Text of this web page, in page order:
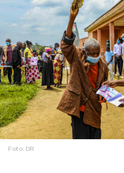
Foto: DR